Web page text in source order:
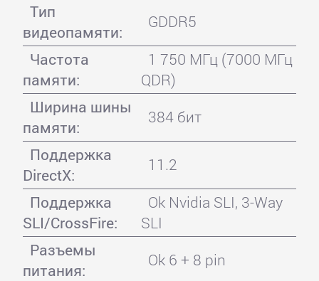
Тип
видеопамяти:
GDDR5
Частота
памяти:
1 750 МГц (7000 МГц
QDR)
Ширина шины
памяти:
384 бит
Поддержка
DirectX:
11.2
Поддержка
SLI/CrossFire:
Ok Nvidia SLI, 3-Way
SLI
Разъемы
питания:
Ok 6 + 8 pin